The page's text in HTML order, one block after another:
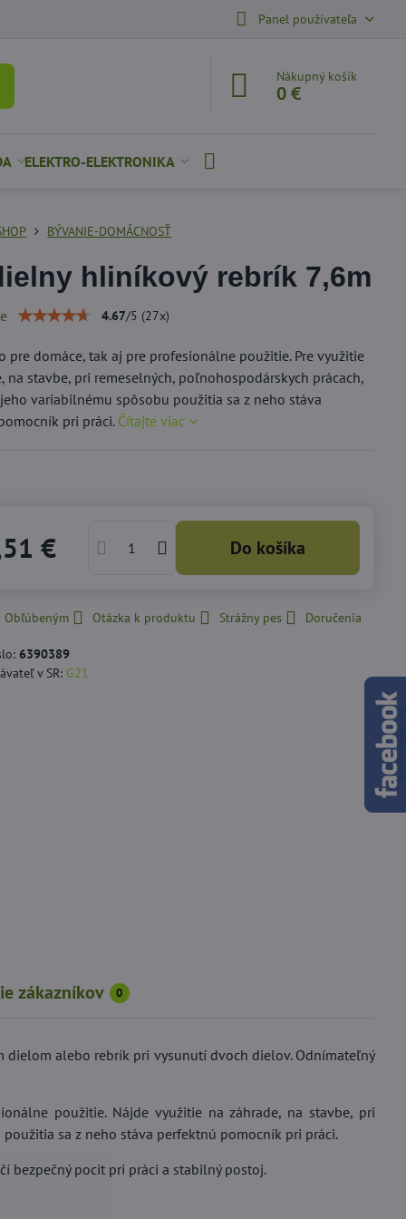
Panel používateľa
Nákupný košík
0 €
ELEKTRO-ELEKTRONIKA
BÝVANIE-DOMÁCNOSŤ
hliníkový rebrík 7,6m
4.67/5 (27x)
pre domáce, tak aj pre profesionálne použitie. Pre využitie
na stavbe, pri remeselných, poľnohospodárskych prácach,
variabilnému spôsobu použitia sa z neho stáva
pri práci. Čítajte viac
€ Do košíka
Obľúbeným Otázka k produktu Strážny pes Doručenia
6390389
v SR: G21
zákazníkov 0
alebo rebrík pri vysunutí dvoch dielov. Odnímateľný
použitie. Nájde využitie na záhrade, na stavbe, pri
sa z neho stáva perfektnú pomocník pri práci.
bezpečný pocit pri práci a stabilný postoj.